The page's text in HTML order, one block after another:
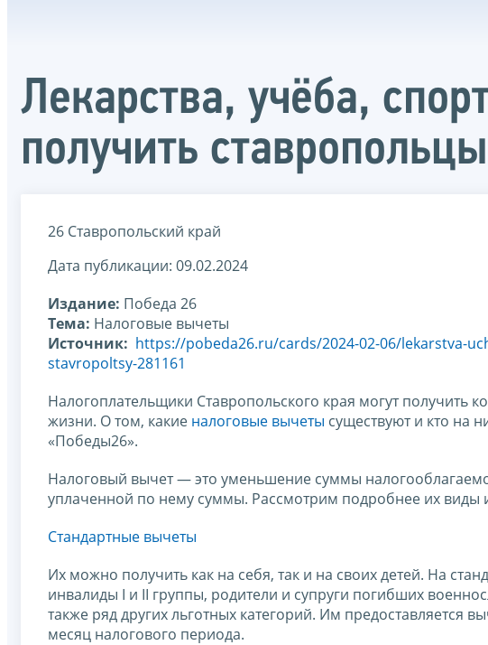
Лекарства, учёба,
получить
26 Ставропольский край
Дата публикации: 09.02.2024
Издание: Победа 26
Тема: Налоговые вычеты
Источник: https://pobeda26.ru/cards/2024-02-06/lekarstva-
stavropoltsy-281161
Налогоплательщики Ставропольского края могут получить
жизни. О том, какие налоговые вычеты существуют и кто на
«Победы26».
Налоговый вычет — это уменьшение суммы
уплаченной по нему суммы. Рассмотрим подробнее их виды
Стандартные вычеты
Их можно получить как на себя, так и на своих детей. На
инвалиды I и II группы, родители и супруги погибших
также ряд других льготных категорий. Им предоставляется
месяц налогового периода.